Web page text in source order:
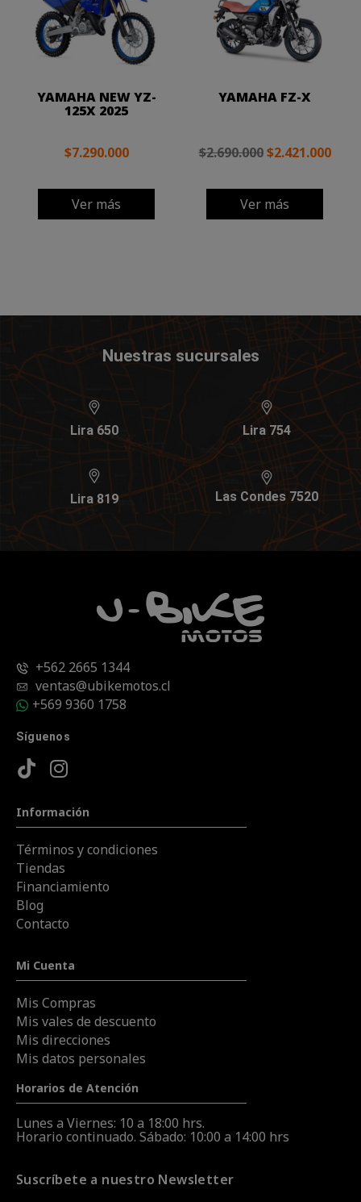
YAMAHA NEW YZ-
125X 2025
$7.290.000
Ver más
YAMAHA FZ-X
$2.690.000 $2.421.000
Ver más
Nuestras sucursales
Lira 650 Lira 754
Lira 819 Las Condes 7520
+562 2665 1344
ventas@ubikemotos.cl
+569 9360 1758
Síguenos
Información
Términos y condiciones
Tiendas
Financiamiento
Blog
Contacto
Mi Cuenta
Mis Compras
Mis vales de descuento
Mis direcciones
Mis datos personales
Horarios de Atención
Lunes a Viernes: 10 a 18:00 hrs.
Horario continuado. Sábado: 10:00 a 14:00 hrs
Suscríbete a nuestro Newsletter